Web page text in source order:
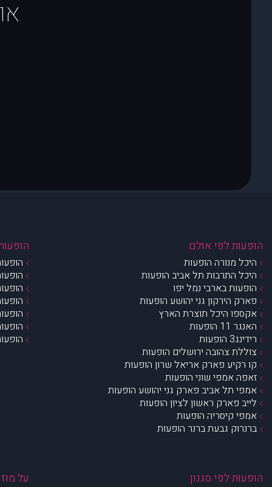
הופעות לפי אולם
היכל מנורה הופעות
היכל התרבות תל אביב הופעות
הופעות בארבי נמל יפו
פארק הירקון גני יהושע הופעות
אקספו היכל תוצרת הארץ
האנגר 11 הופעות
רידינג3 הופעות
צוללת צהובה ירושלים הופעות
קו רקיע פארק אריאל שרון הופעות
זאפה אמפי שוני הופעות
אמפי תל אביב פארק גני יהושע הופעות
לייב פארק ראשון לציון הופעות
אמפי קיסריה הופעות
ברנרוק גבעת ברנר הופעות
הופעות לפי סגנון על